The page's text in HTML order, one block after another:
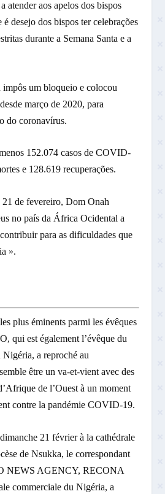
atender aos apelos dos bispos
desejo dos bispos ter celebrações
durante a Semana Santa e a
um bloqueio e colocou
março de 2020, para
do coronavírus.
152.074 casos de COVID-
e 128.619 recuperações.
21 de fevereiro, Dom Onah
no país da África Ocidental a
para as dificuldades que
».
plus éminents parmi les évêques
qui est également l’évêque du
a reproché au
être un va-et-vient avec des
de l’Ouest à un moment
contre la pandémie COVID-19.
21 février à la cathédrale
de Nsukka, le correspondant
NEWS AGENCY, RECONA
commerciale du Nigéria, a